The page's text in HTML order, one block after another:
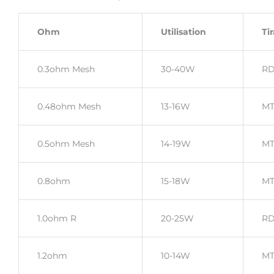
Ohm Utilisation
0.3ohm Mesh 30-40W
0.48ohm Mesh 13-16W
0.5ohm Mesh 14-19W
0.8ohm 15-18W
1.0ohm R 20-25W
1.2ohm 10-14W